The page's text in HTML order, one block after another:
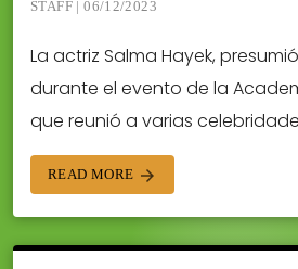
STAFF | 06/12/2023
La actriz Salma Hayek,
durante el evento de la
que reunió a varias
READ MORE arrow_forward